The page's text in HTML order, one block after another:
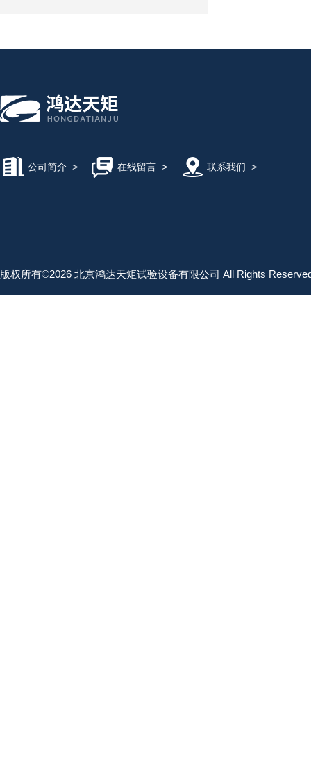
公司简介 > 在线留言> 联系我们 >
版权所有©2026 北京鸿达天矩试验设备有限公司 All Rights